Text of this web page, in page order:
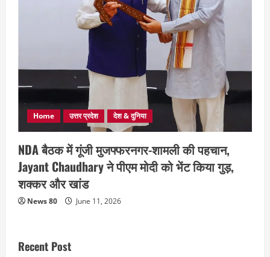
Home उत्तर प्रदेश देश & दुनिया
NDA बैठक में गूंजी मुजफ्फरनगर-शामली की पहचान,
Jayant Chaudhary ने पीएम मोदी को भेंट किया गुड़,
शक्कर और खांड
News 80 June 11, 2026
Recent Post